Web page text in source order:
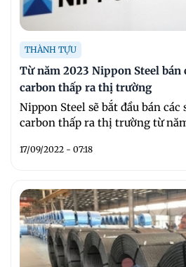
THÀNH TỰU
Từ năm 2023 Nippon Steel bán
carbon thấp ra thị trường
Nippon Steel sẽ bắt đầu bán các
carbon thấp ra thị trường từ
17/09/2022 - 07:18